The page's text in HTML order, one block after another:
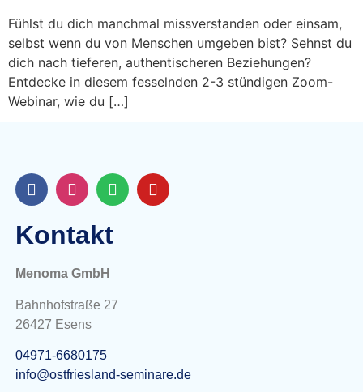
Fühlst du dich manchmal missverstanden oder einsam,
selbst wenn du von Menschen umgeben bist? Sehnst du
dich nach tieferen, authentischeren Beziehungen?
Entdecke in diesem fesselnden 2-3 stündigen Zoom-
Webinar, wie du […]
Kontakt
Menoma GmbH
Bahnhofstraße 27
26427 Esens
04971-6680175
info@ostfriesland-seminare.de